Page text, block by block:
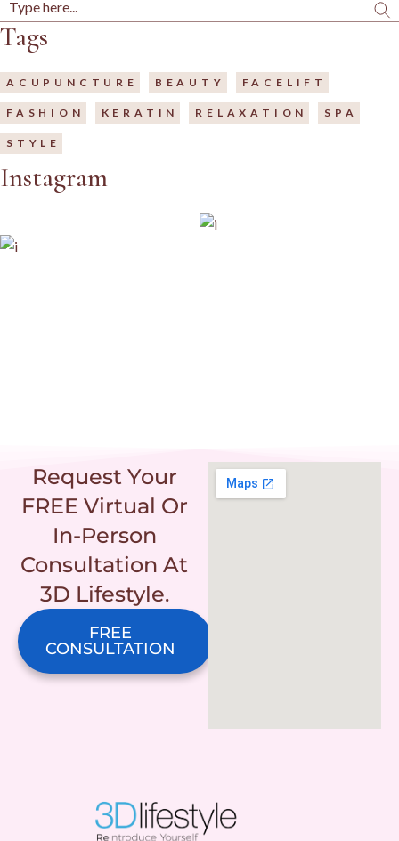
Tags
ACUPUNCTURE BEAUTY FACELIFT
FASHION KERATIN RELAXATION SPA
STYLE
Instagram
Request Your
FREE Virtual Or
In-Person
Consultation At
3D Lifestyle.
FREE
CONSULTATION